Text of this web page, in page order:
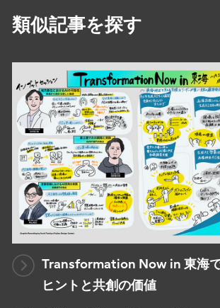
類似記事を探す
Transformation Now in 東海
ヒントと共創の価値